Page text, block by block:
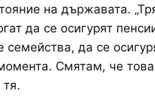
на държавата.
да се осигурят
семейства, да се
Смятам, че
тя.